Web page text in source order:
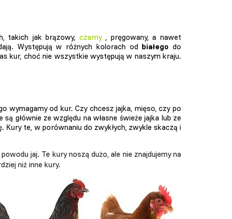
takich jak brązowy, czarny, pręgowany, a nawet
Występują w różnych kolorach od białego do
kur, choć nie wszystkie występują w naszym kraju.
wymagamy od kur. Czy chcesz jajka, mięso, czy po
głównie ze względu na własne świeże jajka lub ze
te, w porównaniu do zwykłych, zwykle skaczą i
jaj. Te kury noszą dużo, ale nie znajdujemy na
niż inne kury.